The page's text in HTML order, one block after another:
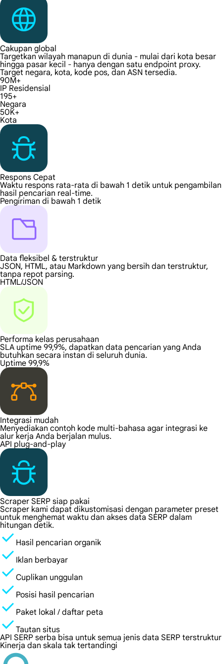
Cakupan global
Targetkan wilayah manapun di dunia - mulai dari kota besar
hingga pasar kecil - hanya dengan satu endpoint proxy.
Target negara, kota, kode pos, dan ASN tersedia.
90M+
IP Residensial
195+
Negara
50K+
Kota
Respons Cepat
Waktu respons rata-rata di bawah 1 detik untuk pengambilan
hasil pencarian real-time.
Pengiriman di bawah 1 detik
Data fleksibel & terstruktur
JSON, HTML, atau Markdown yang bersih dan terstruktur,
tanpa repot parsing.
HTML/JSON
Performa kelas perusahaan
SLA uptime 99,9%, dapatkan data pencarian yang Anda
butuhkan secara instan di seluruh dunia.
Uptime 99,9%
Integrasi mudah
Menyediakan contoh kode multi-bahasa agar integrasi ke
alur kerja Anda berjalan mulus.
API plug-and-play
Scraper SERP siap pakai
Scraper kami dapat dikustomisasi dengan parameter preset
untuk menghemat waktu dan akses data SERP dalam
hitungan detik.
Hasil pencarian organik
Iklan berbayar
Cuplikan unggulan
Posisi hasil pencarian
Paket lokal / daftar peta
Tautan situs
API SERP serba bisa untuk semua jenis data SERP terstruktur
Kinerja dan skala tak tertandingi